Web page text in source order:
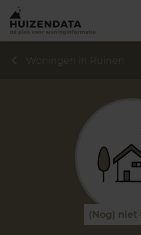
Woningen in Ruinen
(Nog) niet